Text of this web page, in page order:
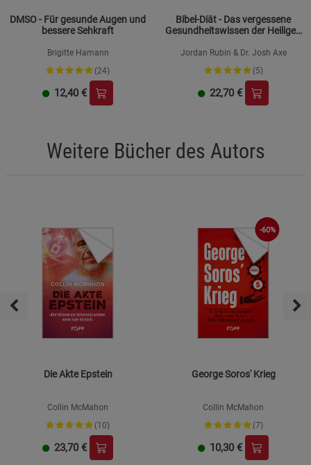
DMSO - Für gesunde Augen und
bessere Sehkraft
Brigitte Hamann
(24)
12,40 €
Bibel-Diät - Das vergessene
Gesundheitswissen der Heiligen
Jordan Rubin & Dr. Josh Axe
(5)
22,70 €
Weitere Bücher des Autors
Die Akte Epstein
Collin McMahon
(10)
23,70 €
-60%
George Soros' Krieg
Collin McMahon
(7)
10,30 €